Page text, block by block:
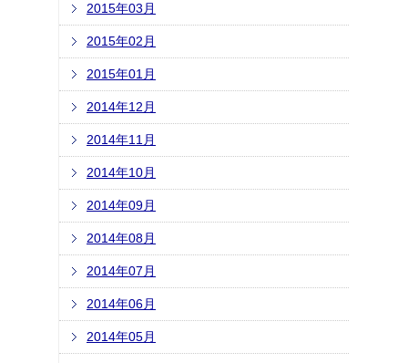
2015年03月
2015年02月
2015年01月
2014年12月
2014年11月
2014年10月
2014年09月
2014年08月
2014年07月
2014年06月
2014年05月